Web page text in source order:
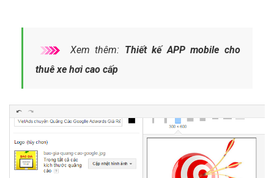
Xem thêm: Thiết kế APP mobile cho
thuê xe hơi cao cấp